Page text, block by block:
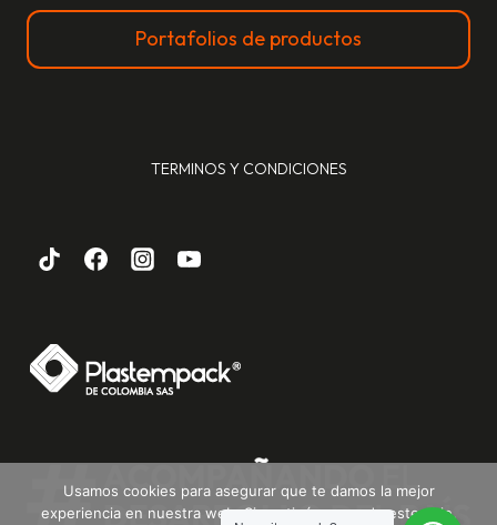
Portafolios de productos
TERMINOS Y CONDICIONES
Usamos cookies para asegurar que te damos la mejor
experiencia en nuestra web. Si continúas usando este sitio,